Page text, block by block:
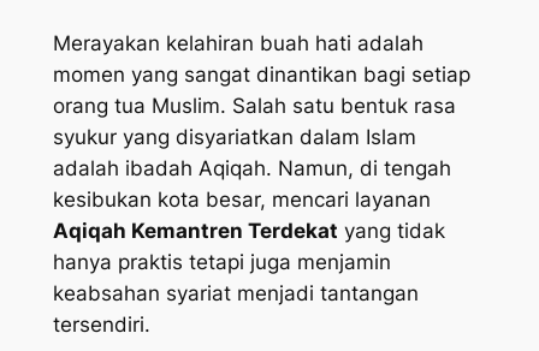
Merayakan kelahiran buah hati adalah
momen yang sangat dinantikan bagi setiap
orang tua Muslim. Salah satu bentuk rasa
syukur yang disyariatkan dalam Islam
adalah ibadah Aqiqah. Namun, di tengah
kesibukan kota besar, mencari layanan
Aqiqah Kemantren Terdekat yang tidak
hanya praktis tetapi juga menjamin
keabsahan syariat menjadi tantangan
tersendiri.